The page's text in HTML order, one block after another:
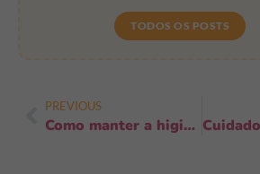
TODOS OS POSTS
PREVIOUS
Como manter a higiene durante mudanças de rotina: 9 ações práticas e rápidas